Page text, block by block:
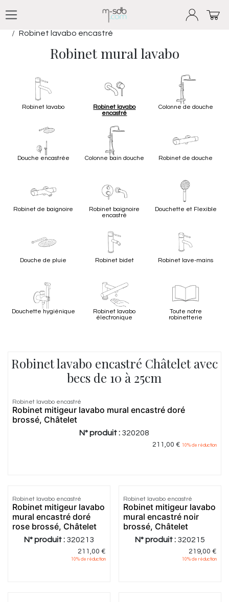
Robinet | Salle de Bain
Robinet lavabo encastré
Robinet mural lavabo
Robinet lavabo
Robinet lavabo
encastré
Colonne de douche
Douche encastrée Colonne bain douche Robinet de douche
Robinet de baignoire
Robinet baignoire
encastré
Douchette et Flexible
Douche de pluie Robinet bidet Robinet lave-mains
Douchette hygiénique
Robinet lavabo
électronique
Toute notre
robinetterie
Robinet lavabo encastré Châtelet avec
becs de 10 à 25cm
Robinet lavabo encastré
Robinet mitigeur lavabo mural encastré doré
brossé, Châtelet
N° produit : 320208
211,00 € 10% de réduction
Robinet lavabo encastré
Robinet mitigeur lavabo
mural encastré doré
rose brossé, Châtelet
N° produit : 320213
211,00 €
10% de réduction
Robinet lavabo encastré
Robinet mitigeur lavabo
mural encastré noir
brossé, Châtelet
N° produit : 320215
219,00 €
10% de réduction